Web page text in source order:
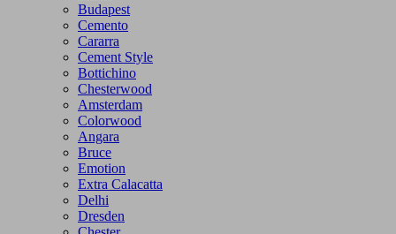
Budapest
Cemento
Cararra
Cement Style
Bottichino
Chesterwood
Amsterdam
Colorwood
Angara
Bruce
Emotion
Extra Calacatta
Delhi
Dresden